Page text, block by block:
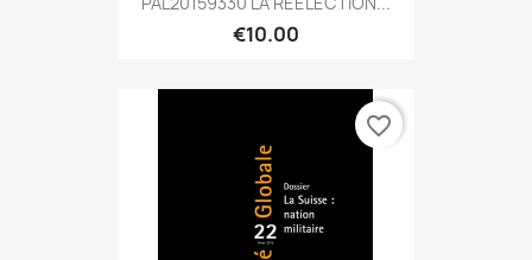
€10.00
favorite_border